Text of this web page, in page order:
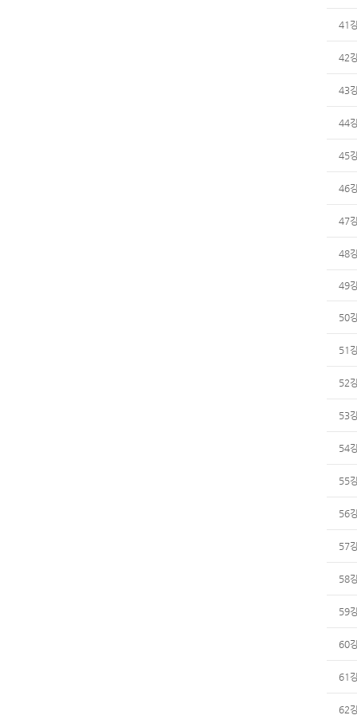
41
42
43
44
45
46
47
48
49
50
51
52
53
54
55
56
57
58
59
60
61
62